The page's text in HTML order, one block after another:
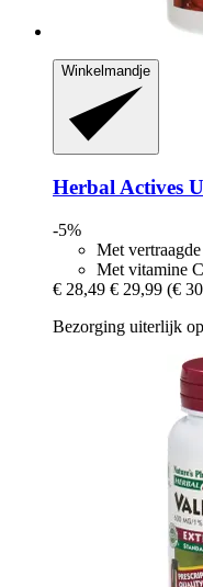
Winkelmandje
Herbal Actives
-5%
Met vertraagde
Met vitamine C
€ 28,49 € 29,99 (€
Bezorging uiterlijk